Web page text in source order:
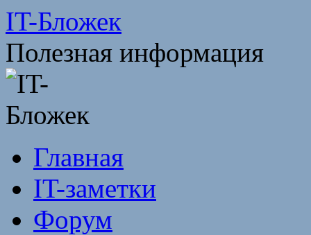
Перейти
содержимому
IT-Бложек
Полезная информация
Главная
IT-заметки
Форум